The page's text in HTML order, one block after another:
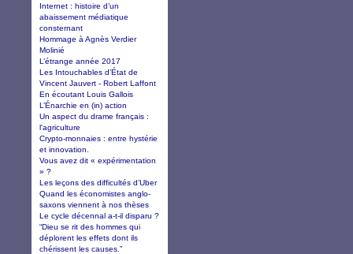
Internet : histoire d’un
abaissement médiatique
consternant
Hommage à Agnès Verdier
Molinié
L’étrange année 2017
Les Intouchables d’État de
Vincent Jauvert - Robert Laffont
En écoutant Louis Gallois
L’Énarchie en (in) action
Un aspect du drame français :
l'agriculture
Crypto-monnaies : entre hystérie
et innovation.
Vous avez dit « expérimentation
» ?
Les leçons des difficultés d’Uber
Quand les économistes anglo-
saxons viennent à nos thèses
Le cycle décennal a-t-il disparu ?
“Dieu se rit des hommes qui
déplorent les effets dont ils
chérissent les causes.”